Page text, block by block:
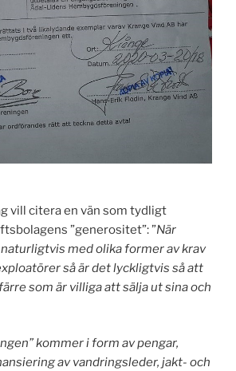
vill citera en vän som tydligt
”generositet”: ”När
med olika former av krav
så är det lyckligtvis så att
som är villiga att sälja ut sina och
kommer i form av pengar,
av vandringsleder, jakt- och